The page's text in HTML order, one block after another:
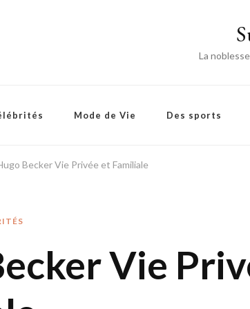
La
Mode de Vie Des sports
Becker Vie Privée et Familiale
Vie